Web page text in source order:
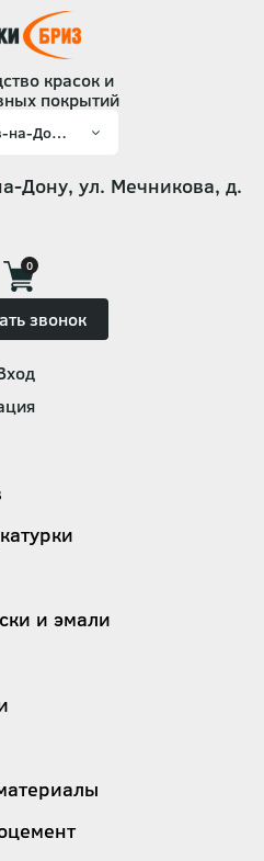
красок и
покрытий
Дону, ул. Мечникова, д.
0
звонок
и эмали